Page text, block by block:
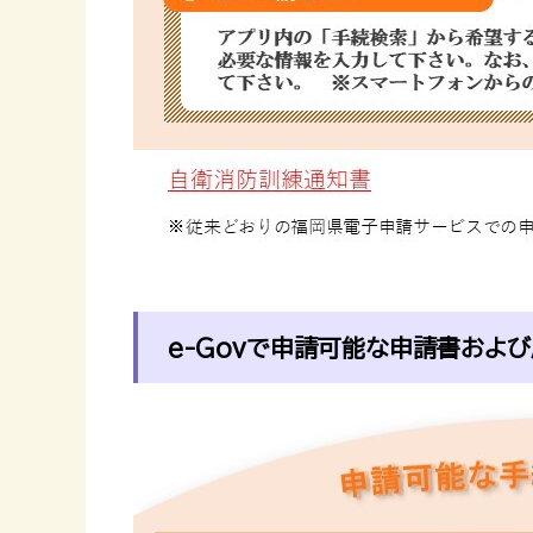
e-Govで申請可能な申請書およ